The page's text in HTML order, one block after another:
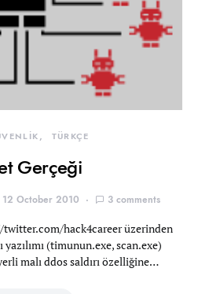
TÜRKÇE
Gerçeği
12 October 2010 3 comments
hack4career üzerinden
(timunun.exe, scan.exe)
malı ddos saldırı özelliğine…